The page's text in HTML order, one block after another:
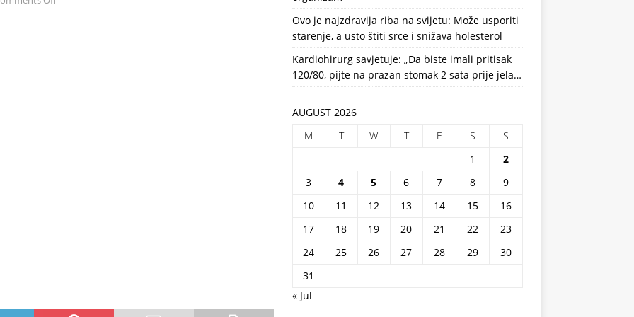
Ovo je najzdravija riba na svijetu: Može usporiti
starenje, a usto štiti srce i snižava holesterol
Kardiohirurg savjetuje: „Da biste imali pritisak
120/80, pijte na prazan stomak 2 sata prije jela…
AUGUST 2026
M
T W T F S
S
1
2
3
4 5 6 7 8
9
10
11 12 13 14 15
16
17
18 19 20 21 22
23
24
25 26 27 28 29
30
31
« Jul